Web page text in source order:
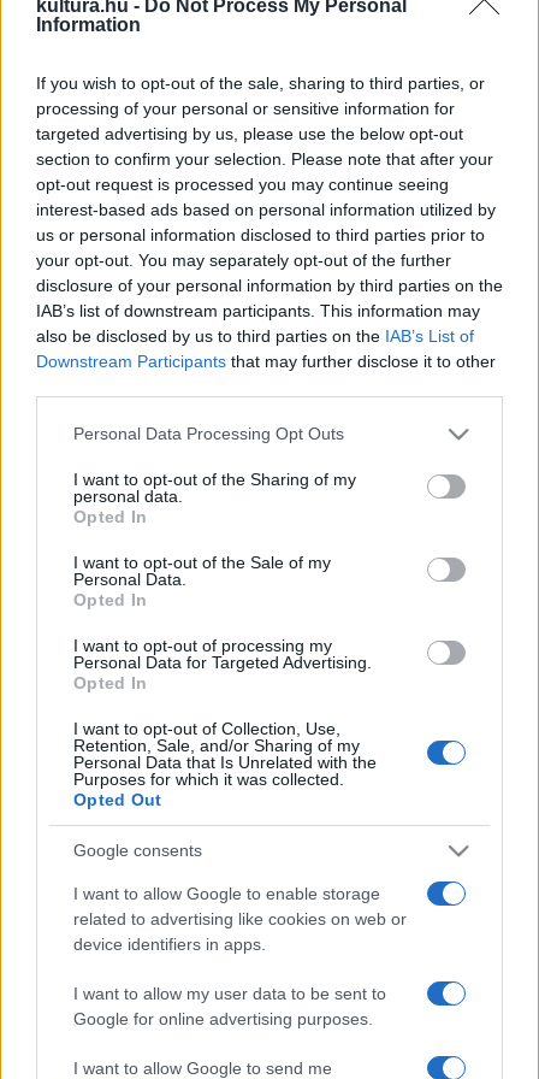
kultura.hu - Do Not Process My Personal
Information
If you wish to opt-out of the sale, sharing to third parties, or
processing of your personal or sensitive information for
targeted advertising by us, please use the below opt-out
section to confirm your selection. Please note that after your
opt-out request is processed you may continue seeing
interest-based ads based on personal information utilized by
us or personal information disclosed to third parties prior to
your opt-out. You may separately opt-out of the further
disclosure of your personal information by third parties on the
IAB’s list of downstream participants. This information may
also be disclosed by us to third parties on the IAB’s List of
Downstream Participants that may further disclose it to other
Please note that this website/app uses one or more Google
not limited to your visit or usage behaviour. You may click to
grant or deny consent to Google and its third-party tags to
use your data for below specified purposes in below Google
consent section.
Personal Data Processing Opt Outs
I want to opt-out of the Sharing of my
personal data.
Opted In
I want to opt-out of the Sale of my
Personal Data.
Opted In
I want to opt-out of processing my
Personal Data for Targeted Advertising.
Opted In
I want to opt-out of Collection, Use,
Retention, Sale, and/or Sharing of my
Personal Data that Is Unrelated with the
Purposes for which it was collected.
Opted Out
Google consents
I want to allow Google to enable storage
related to advertising like cookies on web or
device identifiers in apps.
I want to allow my user data to be sent to
Google for online advertising purposes.
I want to allow Google to send me
megváltozott a fotográfia, a film megjelenésével. A
feltérképezni, kánonokat teremtett, a fotográfia, a film
igyekezett megszabadulni a kánonoktól, érvényesülni
hagyta a kivágás esetlegességét, a töredékességet. A film,
egymást követő képek sorozata, a képek kiválasztása,
ritmusa, dinamikája a vágástól függ. A vágással megjelent az
idő dimenziója a képi értelmezésben. Lévayt mindig
foglalkoztatta a képváltás változó dinamikája, s az ebből
építkező mű új látványai. A liftes projektjében a képváltás a
valóságos térben jött létre, a táblaolvasóval készített
felvételeken az eltolásos képrögzítéssel keletkezett új
látvány, a most kiállított sorozat a filmes tapasztalatokat is
lehetőségeket. S hogyan, hol találkozik a képzőművész a
költővel? Lévay képüzeneteket küld a költőnek,
képtöredéket a világról, úgy ahogy ő látja, úgy ahogy nem
láthatná József Attila nélkül. Nem illusztrál, nem a költő
sorait igyekszik grafikai eszközökkel újrafogalmazni, Lévay
kapcsolatot teremt, kapcsolatot teremt a költővel. A
létező -illetve mostantól létező- változata. Lévay sorozata
látomás a megállított időben, időtlenség a mulandóságban,
ahogy József Attila mondja: "És mintha a szív örökről-örökre
A kiállítást megnyitja: Nagy T. Katalin művészettörténész A
kiállítás megtekinthető: 2006. április 12. - május 01. A kiállítás
MEGOSZTÁS